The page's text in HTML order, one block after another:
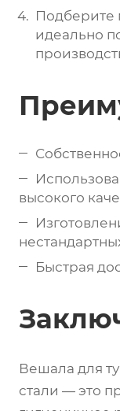
Подберите
идеально
высокого
Быстрая
Вешала для
стали — это